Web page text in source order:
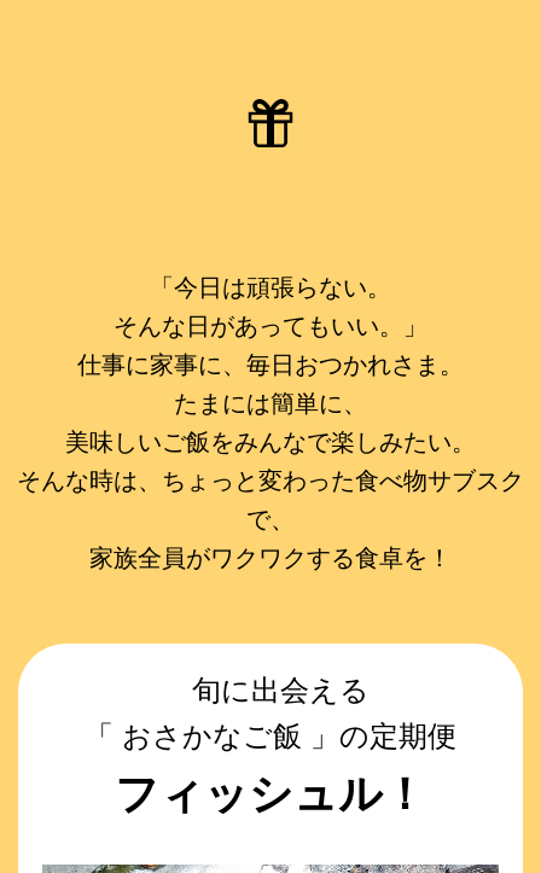
「今日は頑張らない。
そんな日があってもいい。」
仕事に家事に、毎日おつかれさま。
たまには簡単に、
美味しいご飯をみんなで楽しみたい。
そんな時は、ちょっと変わった食べ物サブスク
で、
家族全員がワクワクする食卓を！
旬に出会える
「 おさかなご飯 」の定期便
フィッシュル！